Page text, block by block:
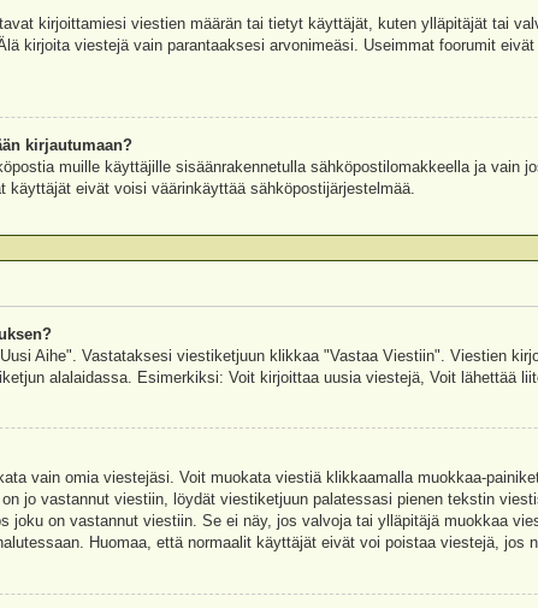
kirjoittamiesi viestien määrän tai tietyt käyttäjät, kuten ylläpitäjät tai
kirjoita viestejä vain parantaaksesi arvonimeäsi. Useimmat foorumit
kirjautumaan?
muille käyttäjille sisäänrakennetulla sähköpostilomakkeella ja vain
käyttäjät eivät voisi väärinkäyttää sähköpostijärjestelmää.
Aihe". Vastataksesi viestiketjuun klikkaa "Vastaa Viestiin". Viestien
alalaidassa. Esimerkiksi: Voit kirjoittaa uusia viestejä, Voit lähettää
vain omia viestejäsi. Voit muokata viestiä klikkaamalla muokkaa-
jo vastannut viestiin, löydät viestiketjuun palatessasi pienen tekstin
joku on vastannut viestiin. Se ei näy, jos valvoja tai ylläpitäjä muokkaa
Huomaa, että normaalit käyttäjät eivät voi poistaa viestejä, jos